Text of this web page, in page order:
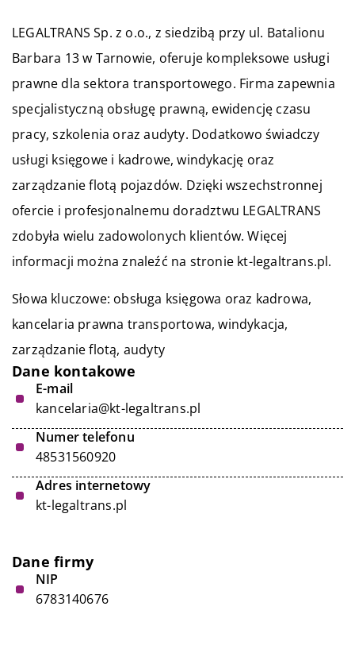
LEGALTRANS Sp. z o.o., z siedzibą przy ul. Batalionu
Barbara 13 w Tarnowie, oferuje kompleksowe usługi
prawne dla sektora transportowego. Firma zapewnia
specjalistyczną obsługę prawną, ewidencję czasu
pracy, szkolenia oraz audyty. Dodatkowo świadczy
usługi księgowe i kadrowe, windykację oraz
zarządzanie flotą pojazdów. Dzięki wszechstronnej
ofercie i profesjonalnemu doradztwu LEGALTRANS
zdobyła wielu zadowolonych klientów. Więcej
informacji można znaleźć na stronie kt-legaltrans.pl.
Słowa kluczowe: obsługa księgowa oraz kadrowa,
kancelaria prawna transportowa, windykacja,
zarządzanie flotą, audyty
Dane kontakowe
E-mail
kancelaria@kt-legaltrans.pl
Numer telefonu
48531560920
Adres internetowy
kt-legaltrans.pl
Dane firmy
NIP
6783140676